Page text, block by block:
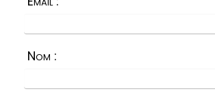
Nom :